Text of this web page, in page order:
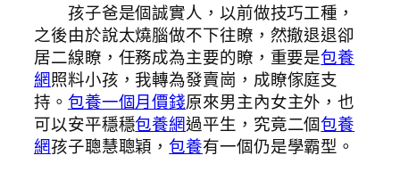
孩子爸是個誠實人，以前做技巧工種，
之後由於說太燒腦做不下往瞭，然撤退退卻
居二線瞭，任務成為主要的瞭，重要是包養
網照料小孩，我轉為發賣崗，成瞭傢庭支
持。 包養一個月價錢原來男主內女主外，也
可以安平穩穩包養網過平生，究竟二個包養
網孩子聰慧聰穎，包養有一個仍是學霸型。